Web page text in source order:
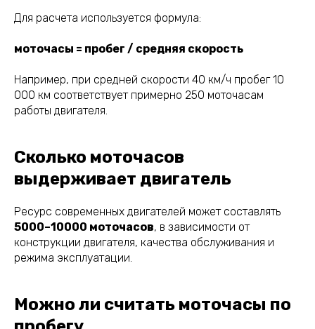
Для расчета используется формула:
моточасы = пробег / средняя скорость
Например, при средней скорости 40 км/ч пробег 10
000 км соответствует примерно 250 моточасам
работы двигателя.
Сколько моточасов
выдерживает двигатель
Ресурс современных двигателей может составлять
5000–10000 моточасов, в зависимости от
конструкции двигателя, качества обслуживания и
режима эксплуатации.
Можно ли считать моточасы по